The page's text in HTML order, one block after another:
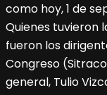
como hoy, 1 de
Quienes tuvieron
fueron los
Congreso
general, Tulio